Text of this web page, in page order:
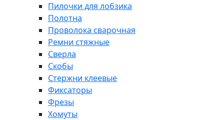
Пилочки для лобзика
Полотна
Проволока сварочная
Ремни стяжные
Сверла
Скобы
Стержни клеевые
Фиксаторы
Фрезы
Хомуты